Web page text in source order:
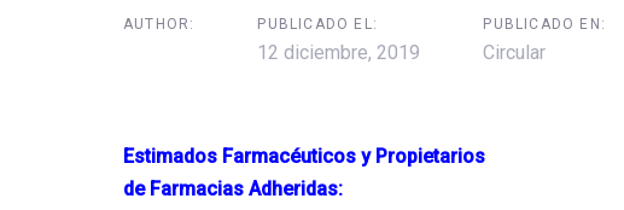
AUTHOR: PUBLICADO EL:
12 diciembre, 2019
PUBLICADO EN:
Circular
Estimados Farmacéuticos y Propietarios
de Farmacias Adheridas: